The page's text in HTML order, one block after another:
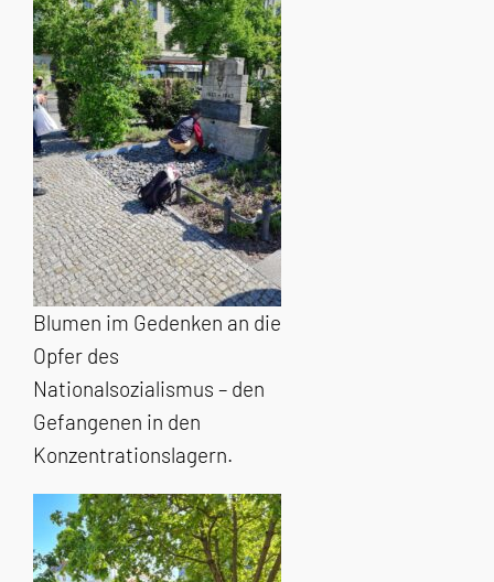
Blumen im Gedenken an die
Opfer des
Nationalsozialismus – den
Gefangenen in den
Konzentrationslagern.